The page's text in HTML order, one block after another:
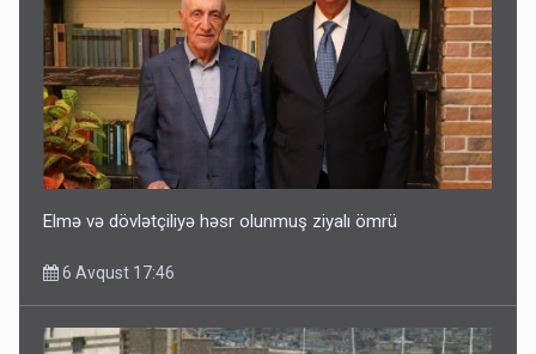
Elmə və dövlətçiliyə həsr olunmuş ziyalı ömrü
6 Avqust 17:46